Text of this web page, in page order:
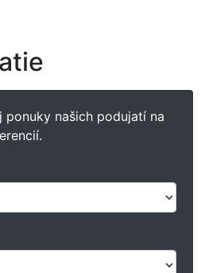
našich podujatí na